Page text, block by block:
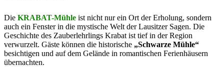
Die KRABAT-Mühle ist nicht nur ein Ort der Erholung, sondern
auch ein Fenster in die mystische Welt der Lausitzer Sagen. Die
Geschichte des Zauberlehrlings Krabat ist tief in der Region
verwurzelt. Gäste können die historische „Schwarze Mühle“
besichtigen und auf dem Gelände in romantischen Ferienhäusern
übernachten.